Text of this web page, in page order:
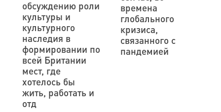
обсуждению роли
культуры и
культурного
наследия в
формировании по
всей Британии
мест, где
хотелось бы
жить, работать и
отд
времена
глобального
кризиса,
связанного с
пандемией